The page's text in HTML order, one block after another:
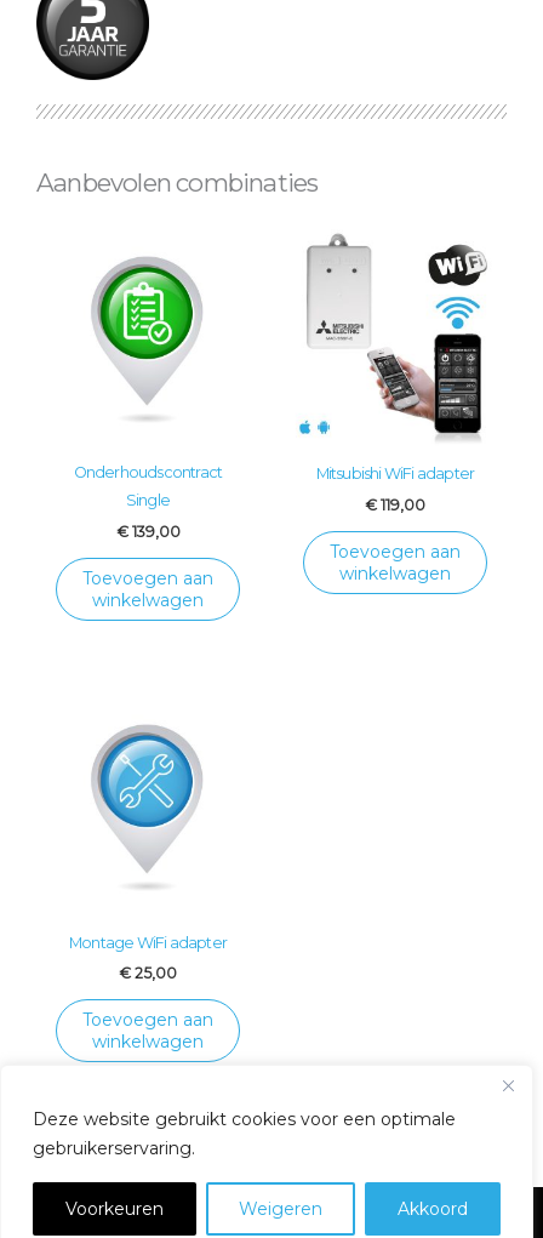
Deze website gebruikt cookies voor een optimale
gebruikerservaring.
Voorkeuren Weigeren Akkoord
Aanbevolen combinaties
Onderhoudscontract
Single
€139,00
Toevoegen aan
winkelwagen
Mitsubishi WiFi adapter
€ 119,00
Toevoegen aan
winkelwagen
Montage WiFi adapter
€ 25,00
Toevoegen aan
winkelwagen